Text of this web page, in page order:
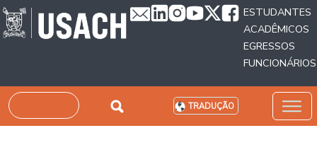
Passar para o conteúdo principal
ESTUDANTES
ACADÊMICOS
EGRESSOS
FUNCIONÁRIOS
Pesquisar TRADUÇÃO